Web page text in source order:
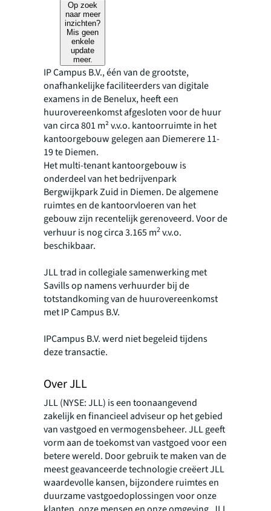
Op zoek
naar meer
inzichten?
Mis geen
enkele
update
meer.
IP Campus B.V., één van de grootste,
onafhankelijke faciliteerders van digitale
examens in de Benelux, heeft een
huurovereenkomst afgesloten voor de huur
van circa 801 m² v.v.o. kantoorruimte in het
kantoorgebouw gelegen aan Diemerere 11-
19 te Diemen.
Het multi-tenant kantoorgebouw is
onderdeel van het bedrijvenpark
Bergwijkpark Zuid in Diemen. De algemene
ruimtes en de kantoorvloeren van het
gebouw zijn recentelijk gerenoveerd. Voor de
verhuur is nog circa 3.165 m2v.v.o.
beschikbaar.
JLL trad in collegiale samenwerking met
Savills op namens verhuurder bij de
totstandkoming van de huurovereenkomst
met IP Campus B.V.
IPCampus B.V. werd niet begeleid tijdens
deze transactie.
Over JLL
JLL (NYSE: JLL) is een toonaangevend
zakelijk en financieel adviseur op het gebied
van vastgoed en vermogensbeheer. JLL geeft
vorm aan de toekomst van vastgoed voor een
betere wereld. Door gebruik te maken van de
meest geavanceerde technologie creëert JLL
waardevolle kansen, bijzondere ruimtes en
duurzame vastgoedoplossingen voor onze